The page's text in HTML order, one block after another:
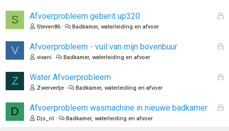
n
S
G
n
Afvoerprobleem geberit up320
Steven86 Badkamer, waterleiding en afvoer
V
G
n
Afvoerprobleem - vuil van mijn bovenbuur
vivani Badkamer, waterleiding en afvoer
Z
G
Water Afvoerprobleem
Zwervertje Badkamer, waterleiding en afvoer
D
G
Afvoerprobleem wasmachine in nieuwe badkamer
Djs_nl Badkamer, waterleiding en afvoer